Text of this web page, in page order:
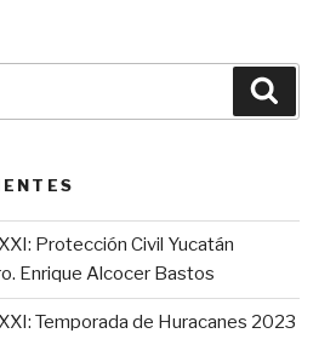
Protección Civil Yucatán
Enrique Alcocer Bastos
Temporada de Huracanes 2023